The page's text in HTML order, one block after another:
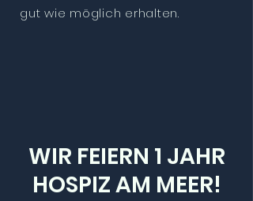
gut wie möglich erhalten.
WIR FEIERN 1 JAHR
HOSPIZ AM MEER!